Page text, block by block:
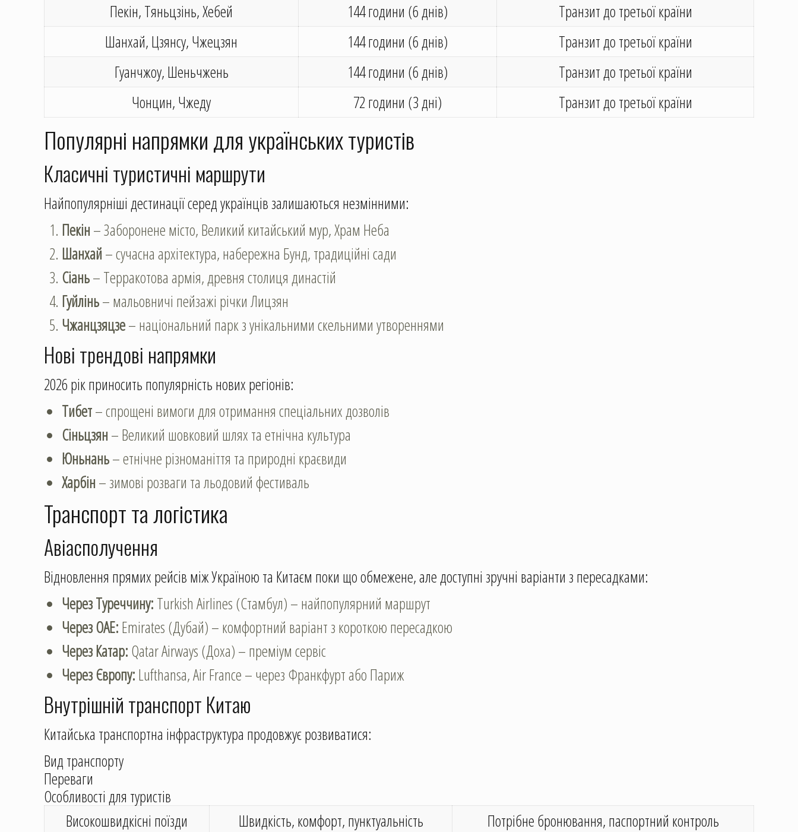
Пекін, Тяньцзінь, Хебей
144 години (6 днів)
Транзит до третьої країни
Шанхай, Цзянсу, Чжецзян
144 години (6 днів)
Транзит до третьої країни
Гуанчжоу, Шеньчжень
144 години (6 днів)
Транзит до третьої країни
Чонцин, Чжеду
72 години (3 дні) Транзит до третьої країни
Популярні напрямки для українських туристів
Класичні туристичні маршрути
Найпопулярніші дестинації серед українців залишаються незмінними:
Пекін– Заборонене місто, Великий китайський мур, Храм Неба
Шанхай– сучасна архітектура, набережна Бунд, традиційні сади
Сіань– Терракотова армія, древня столиця династій
Гуйлінь– мальовничі пейзажі річки Лицзян
Чжанцзяцзе– національний парк з унікальними скельними утвореннями
Нові трендові напрямки
2026 рік приносить популярність нових регіонів:
Тибет– спрощені вимоги для отримання спеціальних дозволів
Сіньцзян– Великий шовковий шлях та етнічна культура
Юньнань– етнічне різноманіття та природні краєвиди
Харбін– зимові розваги та льодовий фестиваль
Транспорт та логістика
Авіасполучення
Відновлення прямих рейсів між Україною та Китаєм поки що обмежене, але доступні зручні варіанти з пересадками:
Через Туреччину:Turkish Airlines (Стамбул) – найпопулярний маршрут
Через ОАЕ:Emirates (Дубай) – комфортний варіант з короткою пересадкою
Через Катар:Qatar Airways (Доха) – преміум сервіс
Через Європу:Lufthansa, Air France – через Франкфурт або Париж
Внутрішній транспорт Китаю
Китайська транспортна інфраструктура продовжує розвиватися:
Вид транспорту
Переваги
Особливості для туристів
Високошвидкісні поїзди
Швидкість, комфорт, пунктуальність
Потрібне бронювання, паспортний контроль